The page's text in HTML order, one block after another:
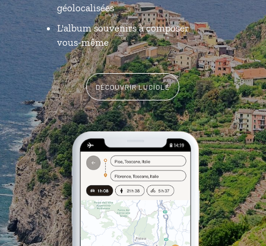
géolocalisées
L'album souvenirs à composer
vous-même
DÉCOUVRIR LUCIOLE